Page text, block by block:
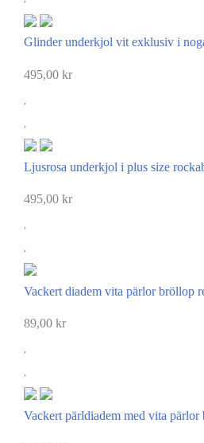
Glinder underkjol vit exklusiv i
495,00 kr
Ljusrosa underkjol i plus size
495,00 kr
Vackert diadem vita pärlor bröllop
89,00 kr
Vackert pärldiadem med vita pärlor